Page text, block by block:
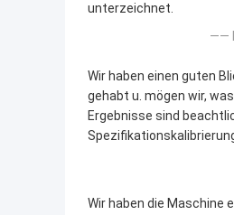
unterzeichnet.
——
Wir haben einen guten
gehabt u. mögen wir,
Ergebnisse sind
Wir haben die Maschine